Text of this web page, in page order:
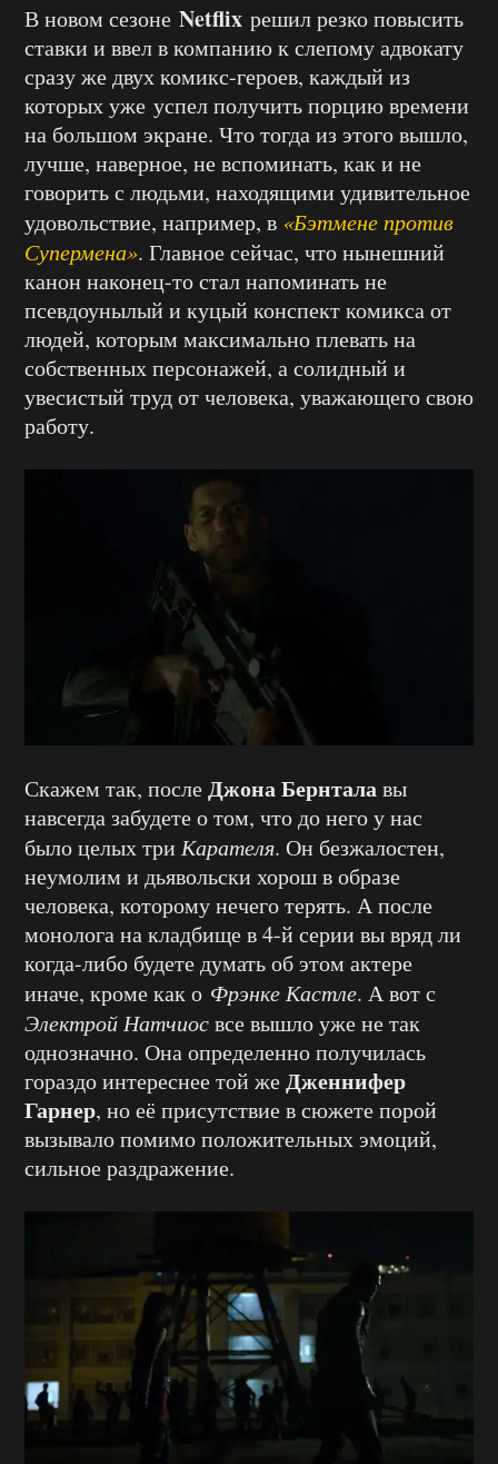
В новом сезоне Netflix решил резко повысить
ставки и ввел в компанию к слепому адвокату
сразу же двух комикс-героев, каждый из
которых уже успел получить порцию времени
на большом экране. Что тогда из этого вышло,
лучше, наверное, не вспоминать, как и не
говорить с людьми, находящими удивительное
удовольствие, например, в «Бэтмене против
Супермена». Главное сейчас, что нынешний
канон наконец-то стал напоминать не
псевдоунылый и куцый конспект комикса от
людей, которым максимально плевать на
собственных персонажей, а солидный и
увесистый труд от человека, уважающего свою
работу.
Скажем так, послеДжона Бернталавы
навсегда забудете о том, что до него у нас
было целых три Карателя. Он безжалостен,
неумолим и дьявольски хорош в образе
человека, которому нечего терять. А после
монолога на кладбище в 4-й серии вы вряд ли
когда-либо будете думать об этом актере
иначе, кроме как о Фрэнке Кастле. А вот с
Электрой Натчиосвсе вышло уже не так
однозначно. Она определенно получилась
гораздо интереснее той жеДженнифер
Гарнер, но её присутствие в сюжете порой
вызывало помимо положительных эмоций,
сильное раздражение.